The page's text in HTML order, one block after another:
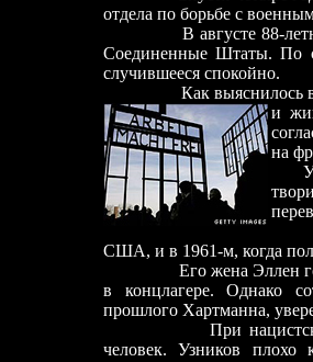
отдела по борьбе с
В августе 88-
Соединенные Штаты. По
случившееся спокойно.
Как выяснилось
и
на
США, и в 1961-м, когда
Его жена Эллен
в концлагере. Однако
прошлого Хартманна,
При
человек. Узников плохо